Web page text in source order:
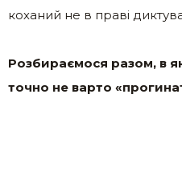
коханий не в праві
Розбираємося разом, в
точно не варто